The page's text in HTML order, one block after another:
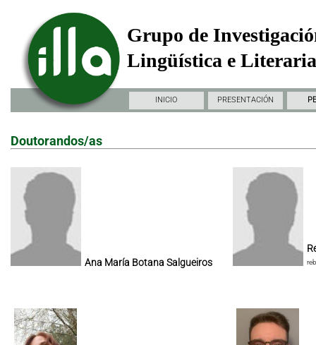
Grupo de
Lingüística e
INICIO PRESENTACIÓN
Doutorandos/as
Ana María Botana Salgueiros